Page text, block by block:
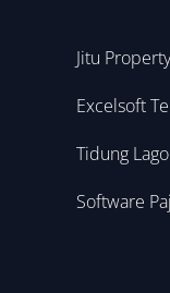
Jitu Property
Excelsoft
Tidung
Software